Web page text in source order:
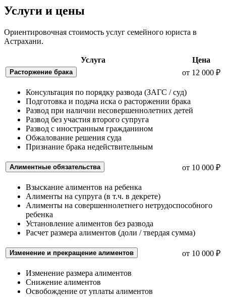
Услуги и цены
Ориентировочная стоимость услуг семейного юриста в
Астрахани.
Услуга Цена
Расторжение брака от 12 000 ₽
Консультация по порядку развода (ЗАГС / суд)
Подготовка и подача иска о расторжении брака
Развод при наличии несовершеннолетних детей
Развод без участия второго супруга
Развод с иностранным гражданином
Обжалование решения суда
Признание брака недействительным
Алиментные обязательства от 10 000 ₽
Взыскание алиментов на ребенка
Алименты на супруга (в т.ч. в декрете)
Алименты на совершеннолетнего нетрудоспособного
ребенка
Установление алиментов без развода
Расчет размера алиментов (доли / твердая сумма)
Изменение и прекращение алиментов от 10 000 ₽
Изменение размера алиментов
Снижение алиментов
Освобождение от уплаты алиментов